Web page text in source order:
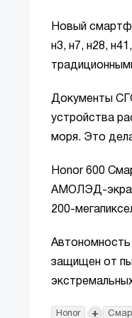
Новый
н3, н7, н28,
Документы
устройства
моря. Это
Honor 600
АМОЛЭД-
200-
Автономность
защищен от
Honor +